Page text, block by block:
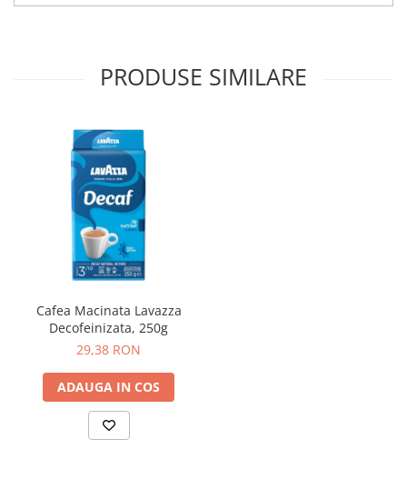
PRODUSE SIMILARE
Cafea Macinata Lavazza
Decofeinizata, 250g
29,38 RON
ADAUGA IN COS